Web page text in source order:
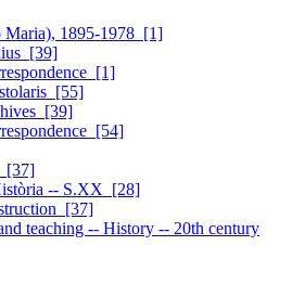
Maria), 1895-1978 [1]
[39]
[1]
[55]
[39]
[54]
[37]
-- S.XX [28]
[37]
teaching -- History -- 20th century